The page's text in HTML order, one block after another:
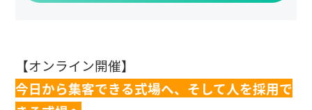
【オンライン開催】
今日から集客できる式場へ、そして人を採用で